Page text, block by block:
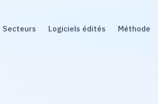
Secteurs Logiciels édités Méthode